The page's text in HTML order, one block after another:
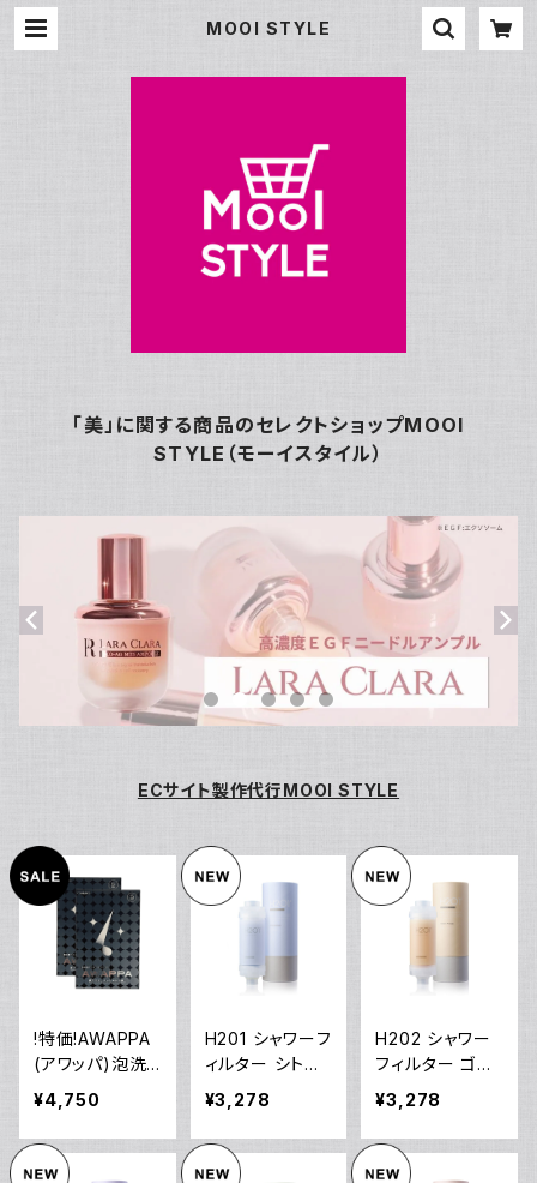
MOOI STYLE
「美」に関する商品のセレクトショップMOOI
STYLE（モーイスタイル）
ECサイト製作代行MOOI STYLE
!特価!AWAPPA
(アワッパ)泡洗
顔マスク(25mL/
1枚)×5枚２セッ
ト
¥4,750
H201 シャワーフ
ィルター シトラ
スブリーズ
¥3,278
H202 シャワー
フィルター ゴー
ルデンフリージ
¥3,278